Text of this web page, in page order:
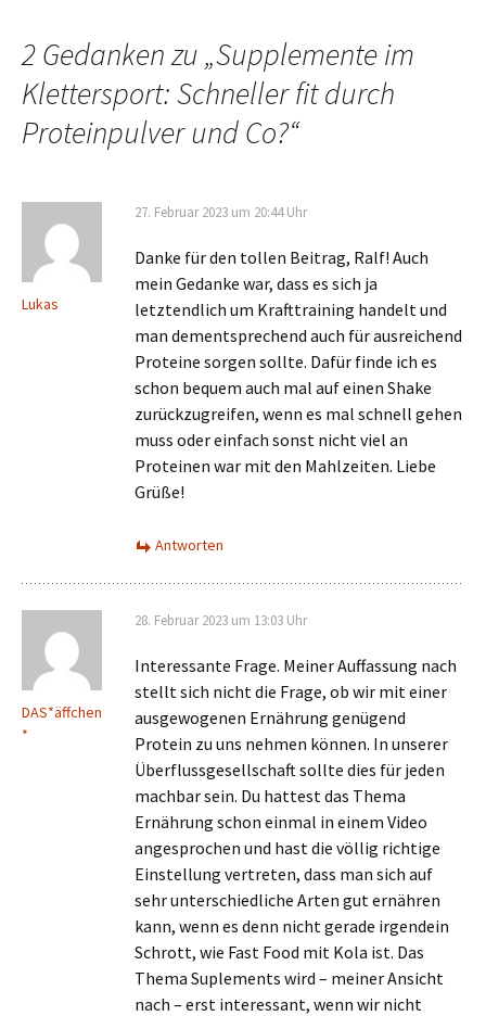
2 Gedanken zu „Supplemente im
Klettersport: Schneller fit durch
Proteinpulver und Co?“
Lukas
27. Februar 2023 um 20:44 Uhr
Danke für den tollen Beitrag, Ralf! Auch
mein Gedanke war, dass es sich ja
letztendlich um Krafttraining handelt und
man dementsprechend auch für ausreichend
Proteine sorgen sollte. Dafür finde ich es
schon bequem auch mal auf einen Shake
zurückzugreifen, wenn es mal schnell gehen
muss oder einfach sonst nicht viel an
Proteinen war mit den Mahlzeiten. Liebe
Grüße!
Antworten
DAS*äffchen
*
28. Februar 2023 um 13:03 Uhr
Interessante Frage. Meiner Auffassung nach
stellt sich nicht die Frage, ob wir mit einer
ausgewogenen Ernährung genügend
Protein zu uns nehmen können. In unserer
Überflussgesellschaft sollte dies für jeden
machbar sein. Du hattest das Thema
Ernährung schon einmal in einem Video
angesprochen und hast die völlig richtige
Einstellung vertreten, dass man sich auf
sehr unterschiedliche Arten gut ernähren
kann, wenn es denn nicht gerade irgendein
Schrott, wie Fast Food mit Kola ist. Das
Thema Suplements wird – meiner Ansicht
nach – erst interessant, wenn wir nicht